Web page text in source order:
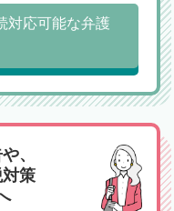
対応可能な弁護
、
策